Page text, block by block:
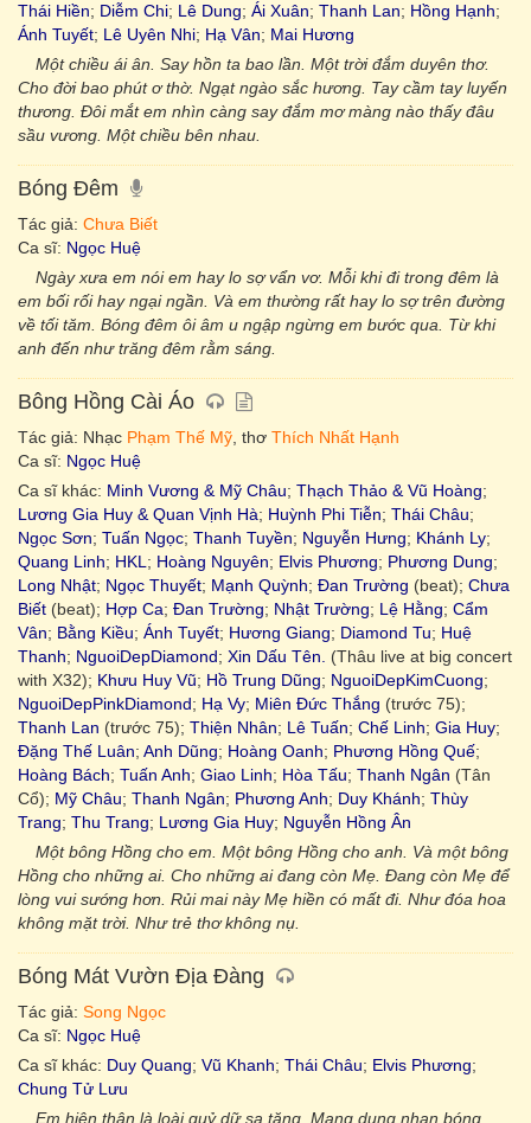
Thái Hiền; Diễm Chi; Lê Dung; Ái Xuân; Thanh Lan; Hồng Hạnh;
Ánh Tuyết; Lê Uyên Nhi; Hạ Vân; Mai Hương
Một chiều ái ân. Say hồn ta bao lần. Một trời đắm duyên thơ.
Cho đời bao phút ơ thờ. Ngạt ngào sắc hương. Tay cầm tay luyến
thương. Đôi mắt em nhìn càng say đắm mơ màng nào thấy đâu
sầu vương. Một chiều bên nhau.
Bóng Đêm
Tác giả: Chưa Biết
Ca sĩ: Ngọc Huệ
Ngày xưa em nói em hay lo sợ vẩn vơ. Mỗi khi đi trong đêm là
em bối rối hay ngại ngần. Và em thường rất hay lo sợ trên đường
về tối tăm. Bóng đêm ôi âm u ngập ngừng em bước qua. Từ khi
anh đến như trăng đêm rằm sáng.
Bông Hồng Cài Áo
Tác giả: Nhạc Phạm Thế Mỹ , thơ Thích Nhất Hạnh
Ca sĩ: Ngọc Huệ
Ca sĩ khác: Minh Vương & Mỹ Châu; Thạch Thảo & Vũ Hoàng;
Lương Gia Huy & Quan Vịnh Hà; Huỳnh Phi Tiễn; Thái Châu;
Ngọc Sơn; Tuấn Ngọc; Thanh Tuyền; Nguyễn Hưng; Khánh Ly;
Quang Linh; HKL ; Hoàng Nguyên; Elvis Phương; Phương Dung;
Long Nhật; Ngọc Thuyết; Mạnh Quỳnh; Đan Trường (beat); Chưa
Biết (beat); Hợp Ca; Đan Trường; Nhật Trường; Lệ Hằng; Cẩm
Vân; Bằng Kiều; Ánh Tuyết; Hương Giang; Diamond Tu; Huệ
Thanh; NguoiDepDiamond; Xin Dấu Tên.
(Thâu live at big concert
with X32); Khưu Huy Vũ; Hồ Trung Dũng; NguoiDepKimCuong;
NguoiDepPinkDiamond; Hạ Vy; Miên Đức Thắng (trước 75);
Thanh Lan (trước 75); Thiện Nhân; Lê Tuấn; Chế Linh; Gia Huy;
Đặng Thế Luân; Anh Dũng; Hoàng Oanh; Phương Hồng Quế;
Hoàng Bách; Tuấn Anh; Giao Linh; Hòa Tấu; Thanh Ngân (Tân
Cổ); Mỹ Châu; Thanh Ngân; Phương Anh; Duy Khánh; Thùy
Trang; Thu Trang; Lương Gia Huy; Nguyễn Hồng Ân
Một bông Hồng cho em. Một bông Hồng cho anh. Và một bông
Hồng cho những ai. Cho những ai đang còn Mẹ. Đang còn Mẹ để
lòng vui sướng hơn. Rủi mai này Mẹ hiền có mất đi. Như đóa hoa
không mặt trời. Như trẻ thơ không nụ.
Bóng Mát Vườn Địa Đàng
Tác giả: Song Ngọc
Ca sĩ: Ngọc Huệ
Ca sĩ khác: Duy Quang; Vũ Khanh; Thái Châu; Elvis Phương;
Chung Tử Lưu
Em hiện thân là loài quỷ dữ sa tăng. Mang dung nhan bóng